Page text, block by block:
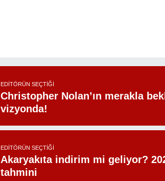
EDITÖRÜN SEÇTIĞI
Christopher Nolan’ın merakla
vizyonda!
EDITÖRÜN SEÇTIĞI
Akaryakıta indirim mi geliyor?
tahmini